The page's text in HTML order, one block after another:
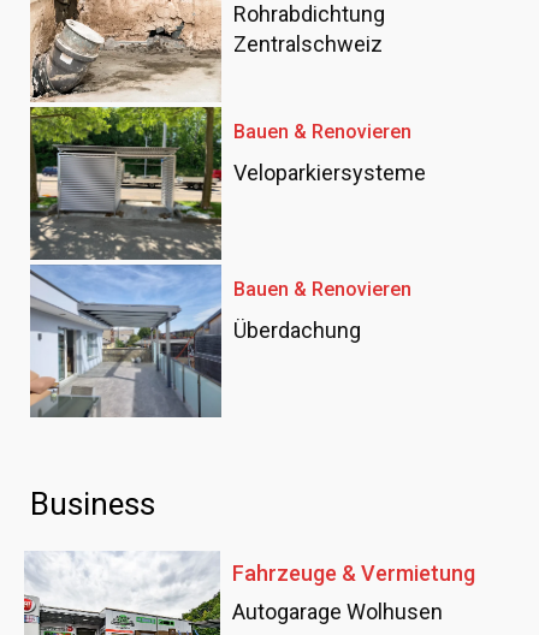
Rohrabdichtung
Zentralschweiz
Bauen & Renovieren
Veloparkiersysteme
Bauen & Renovieren
Überdachung
Business
Fahrzeuge & Vermietung
Autogarage Wolhusen